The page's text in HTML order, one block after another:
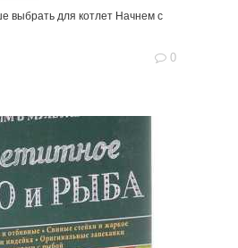
выбрать для котлет Начнем с
0